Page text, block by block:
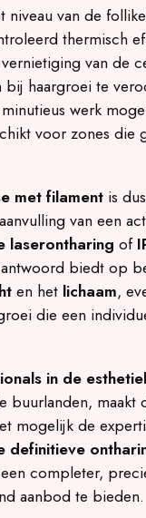
niveau van de
thermisch
van de
haargroei te
werk
voor zones die
met filament is
van een
laserontharing of
biedt op
en het lichaam,
die een
in de
buurlanden, maakt
mogelijk de
definitieve
completer,
aanbod te bieden.